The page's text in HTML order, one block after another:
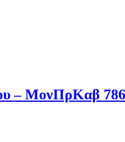
– ΜονΠρΚαβ